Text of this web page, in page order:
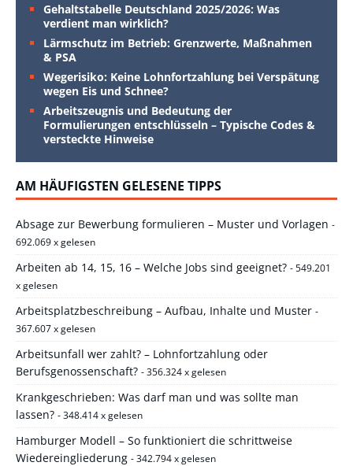
Gehaltstabelle Deutschland 2025/2026: Was
verdient man wirklich?
Lärmschutz im Betrieb: Grenzwerte, Maßnahmen
& PSA
Wegerisiko: Keine Lohnfortzahlung bei Verspätung
wegen Eis und Schnee?
Arbeitszeugnis und Bedeutung der
Formulierungen entschlüsseln – Typische Codes &
versteckte Hinweise
AM HÄUFIGSTEN GELESENE TIPPS
Absage zur Bewerbung formulieren – Muster und Vorlagen -
692.069 x gelesen
Arbeiten ab 14, 15, 16 – Welche Jobs sind geeignet? - 549.201
x gelesen
Arbeitsplatzbeschreibung – Aufbau, Inhalte und Muster -
367.607 x gelesen
Arbeitsunfall wer zahlt? – Lohnfortzahlung oder
Berufsgenossenschaft? - 356.324 x gelesen
Krankgeschrieben: Was darf man und was sollte man
lassen? - 348.414 x gelesen
Hamburger Modell – So funktioniert die schrittweise
Wiedereingliederung - 342.794 x gelesen